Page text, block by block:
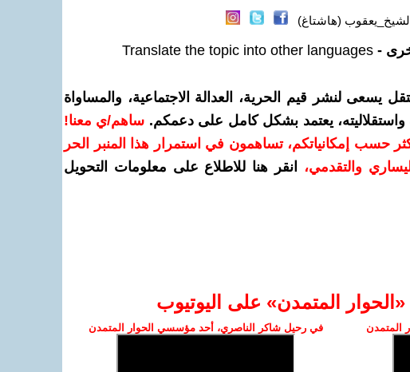
(هاشتاغ)
-
Translate the topic into other languages
لنشر قيم الحرية، العدالة الاجتماعية، والمساواة
يعتمد بشكل كامل على دعمكم. ساهم/ي معنا!
سنويًا أو أكثر حسب إمكانياتكم، تساهمون في استمرار هذا المنبر الحر
والتقدمي،
انقر هنا للاطلاع على معلومات التحويل
المتمدن» على اليوتيوب
المتمدن في رحيل شاكر الناصري، أحد مؤسسي الحوار المتمدن